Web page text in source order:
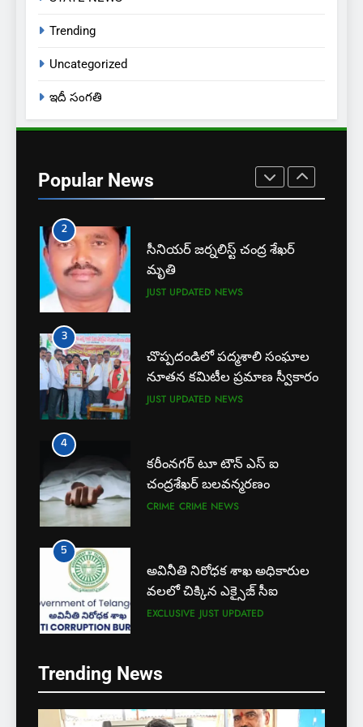
Trending
Uncategorized
ఇదీ సంగతి
Popular News
1
న్యాయవాదుల ఆర్థిక చేయూత
JUST UPDATED KARIMNAGAR NEWS
2
సీనియర్ జర్నలిస్ట్ చంద్ర శేఖర్
మృతి
JUST UPDATED NEWS
3
చొప్పదండిలో పద్మశాలి సంఘాల
నూతన కమిటీల ప్రమాణ స్వీకారం
JUST UPDATED NEWS
4
కరీంనగర్ టూ టౌన్ ఎస్ ఐ
చంద్రశేఖర్ బలవన్మరణం
CRIME CRIME NEWS
5
అవినీతి నిరోధక శాఖ అధికారుల
వలలో చిక్కిన ఎక్సైజ్ సీఐ
EXCLUSIVE JUST UPDATED
లేబర్ కోడ్లను రద్దు చేయండి
NEWS
Trending News